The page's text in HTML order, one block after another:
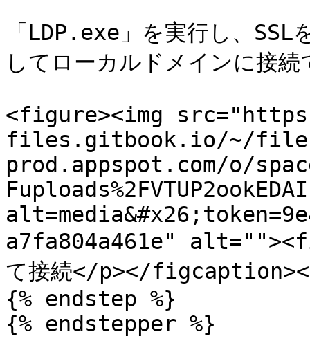
「LDP.exe」を実行し、
してローカルドメインに接
<figure><img
files.gitbook.io/~/
prod.appspot.com/o/
a7fa804a461e"
て接続</p></
{% endstep %}
{% endstepper %}